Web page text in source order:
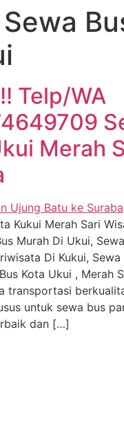
Sewa
Telp/WA
Merah
Kukui Merah Sari
Murah Di Ukui,
Di Kukui,
Kota Ukui , Merah
transportasi
untuk sewa bus
dan […]